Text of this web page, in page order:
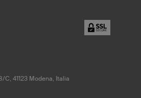
C, 41123 Modena, Italia